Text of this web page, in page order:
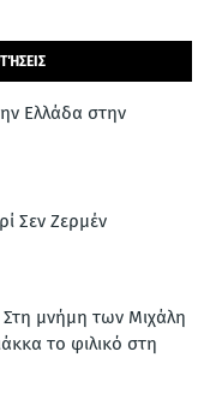
Ελλάδα στην
Σεν Ζερμέν
μνήμη των Μιχάλη
το φιλικό στη